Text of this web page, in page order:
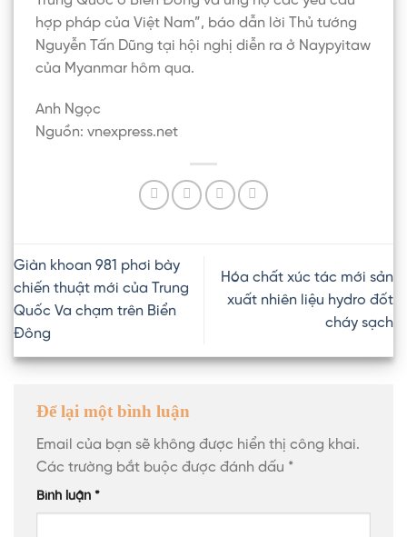
hợp pháp của Việt Nam”, báo dẫn lời Thủ tướng
Nguyễn Tấn Dũng tại hội nghị diễn ra ở Naypyitaw
của Myanmar hôm qua.
Anh Ngọc
Nguồn: vnexpress.net
Giàn khoan 981 phơi bày
chiến thuật mới của Trung
Quốc Va chạm trên Biển
Đông
Hóa chất xúc tác mới sản
xuất nhiên liệu hydro đốt
cháy sạch
Để lại một bình luận
Email của bạn sẽ không được hiển thị công khai.
Các trường bắt buộc được đánh dấu *
Bình luận *